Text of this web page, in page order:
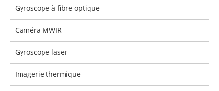
Gyroscope à fibre optique
Caméra MWIR
Gyroscope laser
Imagerie thermique